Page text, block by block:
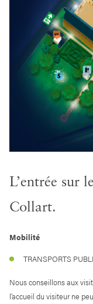
L’entrée sur
Collart.
Mobilité
TRANSPORTS
Nous conseillons aux
l’accueil du visiteur ne